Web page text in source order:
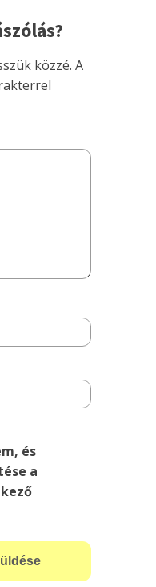
közzé. A
és
a